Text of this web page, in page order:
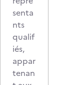
senta
nts
qualif
iés,
appar
tenan